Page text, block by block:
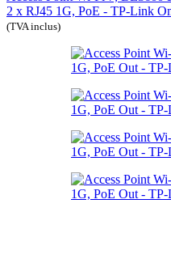
2 x RJ45 1G, PoE - TP-Link
(TVA inclus)